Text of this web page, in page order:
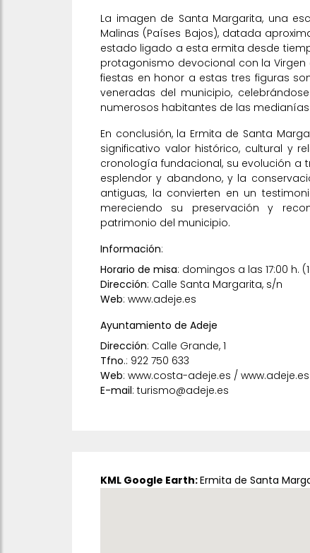
La imagen de Santa Margarita, una
Malinas (Países Bajos), datada
estado ligado a esta ermita desde
protagonismo devocional con la Virgen
fiestas en honor a estas tres figuras
veneradas del municipio,
numerosos habitantes de las medianías
En conclusión, la Ermita de Santa
significativo valor histórico, cultural y
cronología fundacional, su evolución a
esplendor y abandono, y la
antiguas, la convierten en un
mereciendo su preservación y
patrimonio del municipio.
Información:
Horario de misa: domingos a las 17:00 h.
Dirección: Calle Santa Margarita, s/n
Web: www.adeje.es
Ayuntamiento de Adeje
Dirección: Calle Grande, 1
Tfno.: 922 750 633
Web: www.costa-adeje.es / www.adeje.es
E-mail: turismo@adeje.es
KML Google Earth:Ermita de Santa